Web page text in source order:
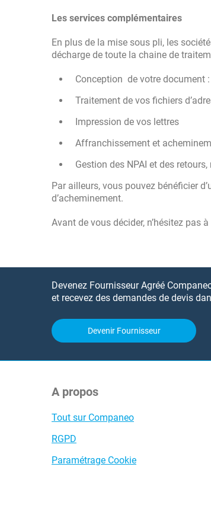
Les services complémentaires
En plus de la mise sous pli, les
décharge de toute la chaine de
Conception de votre document
Traitement de vos fichiers
Impression de vos lettres
Affranchissement et
Gestion des NPAI et des
Par ailleurs, vous pouvez bénéficier
d’acheminement.
Avant de vous décider, n’hésitez pas
Devenez Fournisseur Agréé
et recevez des demandes de devis
Devenir Fournisseur
A propos
Tout sur Companeo
RGPD
Paramétrage Cookie